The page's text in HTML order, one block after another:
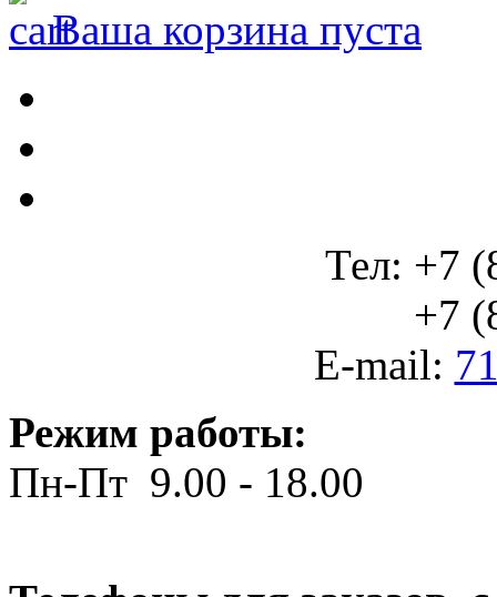
Ваша корзина пуста
Тел: +7
+7
E-mail:
Режим работы:
Пн-Пт 9.00 - 18.00